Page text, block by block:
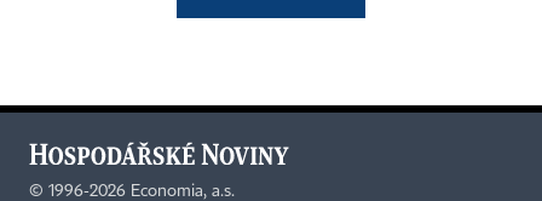
© 1996-2026 Economia, a.s.